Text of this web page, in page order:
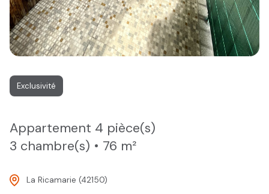
Exclusivité
appartement 4 pièce(s)
3 chambre(s)
76 m²
La Ricamarie (42150)